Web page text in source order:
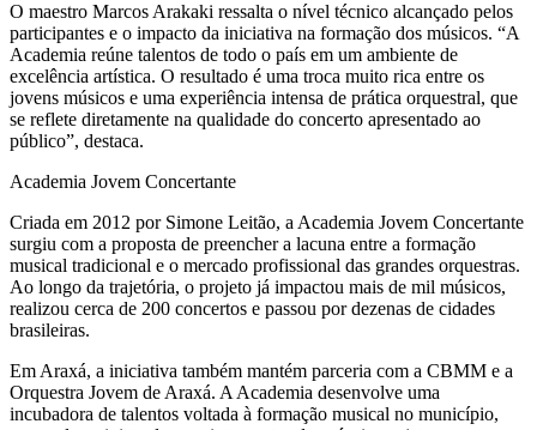
O maestro Marcos Arakaki ressalta o nível técnico alcançado pelos
participantes e o impacto da iniciativa na formação dos músicos. “A
Academia reúne talentos de todo o país em um ambiente de
excelência artística. O resultado é uma troca muito rica entre os
jovens músicos e uma experiência intensa de prática orquestral, que
se reflete diretamente na qualidade do concerto apresentado ao
público”, destaca.
Academia Jovem Concertante
Criada em 2012 por Simone Leitão, a Academia Jovem Concertante
surgiu com a proposta de preencher a lacuna entre a formação
musical tradicional e o mercado profissional das grandes orquestras.
Ao longo da trajetória, o projeto já impactou mais de mil músicos,
realizou cerca de 200 concertos e passou por dezenas de cidades
brasileiras.
Em Araxá, a iniciativa também mantém parceria com a CBMM e a
Orquestra Jovem de Araxá. A Academia desenvolve uma
incubadora de talentos voltada à formação musical no município,